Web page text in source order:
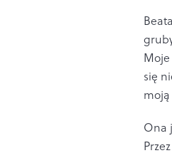
Moje
się
moją
Ona